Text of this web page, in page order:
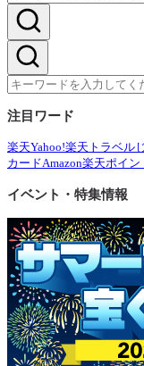
注目ワード
楽天Yahoo!楽天トラベル
カードAmazon楽天ポイン
イベント・特集情報